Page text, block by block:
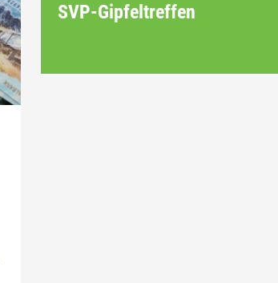
SVP-Gipfeltreffen